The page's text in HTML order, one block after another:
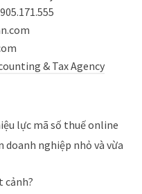
& Tax Agency
lực mã số thuế online
doanh nghiệp nhỏ và vừa
cảnh?